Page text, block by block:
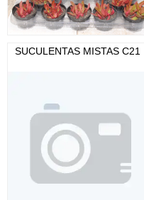
SUCULENTAS MISTAS C21